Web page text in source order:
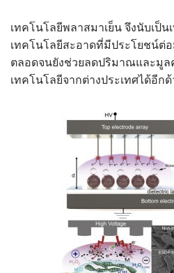
เทคโนโลยีพลาสมาเย็น จึงนับเป็น
เทคโนโลยีสะอาดที่มีประโยชน์ต่
ตลอดจนยังช่วยลดปริมาณและมูล
เทคโนโลยีจากต่างประเทศได้อีกด้